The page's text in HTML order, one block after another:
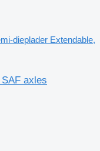
dieplader Extendable,
axles